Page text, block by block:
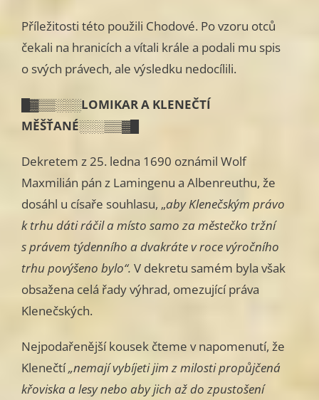
Příležitosti této použili Chodové. Po vzoru otců
čekali na hranicích a vítali krále a podali mu spis
o svých právech, ale výsledku nedocílili.
█▓▒▒░░░LOMIKAR A KLENEČTÍ
MĚŠŤANÉ░░░▒▒▓█
Dekretem z 25. ledna 1690 oznámil Wolf
Maxmilián pán z Lamingenu a Albenreuthu, že
dosáhl u císaře souhlasu, „aby Klenečským právo
k trhu dáti ráčil a místo samo za městečko tržní
s právem týdenního a dvakráte v roce výročního
trhu povýšeno bylo“. V dekretu samém byla však
obsažena celá řady výhrad, omezující práva
Klenečských.
Nejpodařenější kousek čteme v napomenutí, že
Klenečtí„nemají vy­bíjeti jim z milosti propůjčená
křoviska a lesy nebo aby jich až do zpus­tošení